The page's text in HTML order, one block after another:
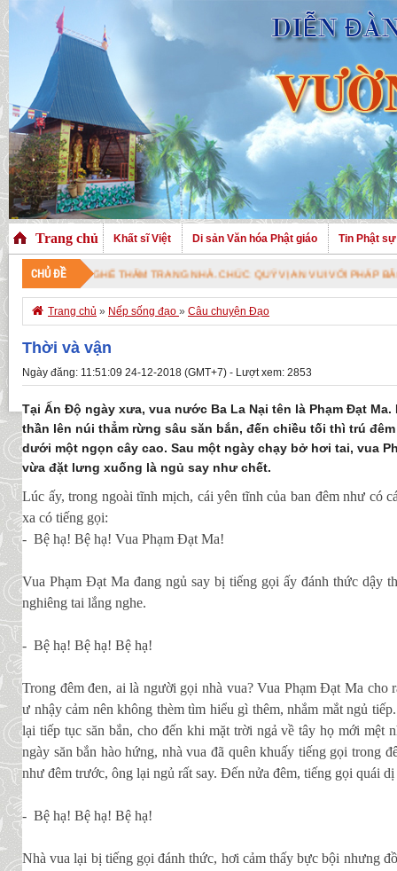
Trang chủ Khất sĩ Việt Di sản Văn hóa Phật giáo Tin Phật sự
CHỦ ĐỀ
ĐÃ GHÉ THĂM TRANG NHÀ. CHÚC QUÝ VỊ AN VUI VỚI PHÁP BẢO CAO QUÝ !
 Trang chủ » Nếp sống đạo » Câu chuyện Đạo
Thời và vận
Ngày đăng: 11:51:09 24-12-2018 (GMT+7) - Lượt xem: 2853
Tại Ấn Ðộ ngày xưa, vua nước Ba La Nại tên là Phạm Ðạt Ma.
thần lên núi thẳm rừng sâu săn bắn, đến chiều tối thì trú
dưới một ngọn cây cao. Sau một ngày chạy bở hơi tai, vua
vừa đặt lưng xuống là ngủ say như chết.
Lúc ấy, trong ngoài tĩnh mịch, cái yên tĩnh của ban đêm như có
xa có tiếng gọi:
- Bệ hạ! Bệ hạ! Vua Phạm Ðạt Ma!
Vua Phạm Ðạt Ma đang ngủ say bị tiếng gọi ấy đánh thức dậy
nghiêng tai lắng nghe.
- Bệ hạ! Bệ hạ! Bệ hạ!
Trong đêm đen, ai là người gọi nhà vua? Vua Phạm Ðạt Ma cho
ư nhậy cảm nên không thèm tìm hiểu gì thêm, nhắm mắt ngủ
lại tiếp tục săn bắn, cho đến khi mặt trời ngả về tây họ mới mệt
ngày săn bắn hào hứng, nhà vua đã quên khuấy tiếng gọi trong
như đêm trước, ông lại ngủ rất say. Ðến nửa đêm, tiếng gọi quái
- Bệ hạ! Bệ hạ! Bệ hạ!
Nhà vua lại bị tiếng gọi đánh thức, hơi cảm thấy bực bội nhưng